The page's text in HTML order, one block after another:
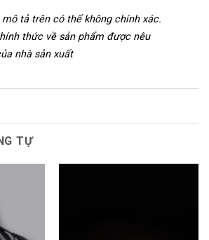
tả trên có thể không chính xác.
thức về sản phẩm được nêu
nhà sản xuất
TỰ